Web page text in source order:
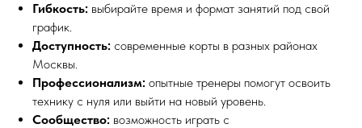
Гибкость: выбирайте время и формат занятий под свой
график.
Доступность: современные корты в разных районах
Москвы.
Профессионализм: опытные тренеры помогут освоить
технику с нуля или выйти на новый уровень.
Сообщество: возможность играть с